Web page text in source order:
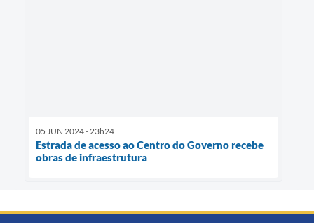
05 JUN 2024 - 23h24
Estrada de acesso ao Centro do Governo recebe
obras de infraestrutura